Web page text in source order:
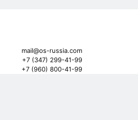
mail@os-russia.com
+7 (347) 299-41-99
+7 (960) 800-41-99